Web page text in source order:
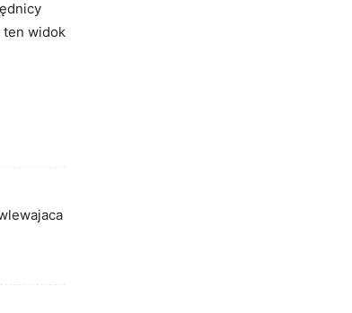
ten widok